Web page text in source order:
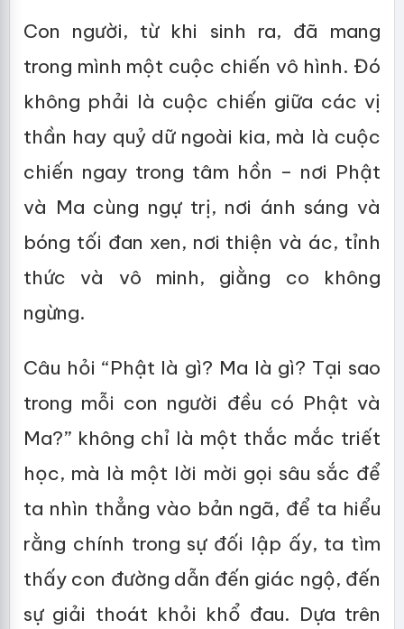
Con người, từ khi sinh ra, đã mang
trong mình một cuộc chiến vô hình. Đó
không phải là cuộc chiến giữa các vị
thần hay quỷ dữ ngoài kia, mà là cuộc
chiến ngay trong tâm hồn – nơi Phật
và Ma cùng ngự trị, nơi ánh sáng và
bóng tối đan xen, nơi thiện và ác, tỉnh
thức và vô minh, giằng co không
ngừng.
Câu hỏi “Phật là gì? Ma là gì? Tại sao
trong mỗi con người đều có Phật và
Ma?” không chỉ là một thắc mắc triết
học, mà là một lời mời gọi sâu sắc để
ta nhìn thẳng vào bản ngã, để ta hiểu
rằng chính trong sự đối lập ấy, ta tìm
thấy con đường dẫn đến giác ngộ, đến
sự giải thoát khỏi khổ đau. Dựa trên